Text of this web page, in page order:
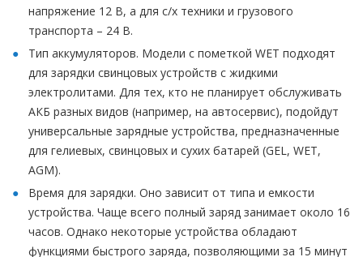
напряжение 12 В, а для с/х техники и грузового
транспорта – 24 В.
Тип аккумуляторов. Модели с пометкой WET подходят
для зарядки свинцовых устройств с жидкими
электролитами. Для тех, кто не планирует обслуживать
АКБ разных видов (например, на автосервис), подойдут
универсальные зарядные устройства, предназначенные
для гелиевых, свинцовых и сухих батарей (GEL, WET,
AGM).
Время для зарядки. Оно зависит от типа и емкости
устройства. Чаще всего полный заряд занимает около 16
часов. Однако некоторые устройства обладают
функциями быстрого заряда, позволяющими за 15 минут